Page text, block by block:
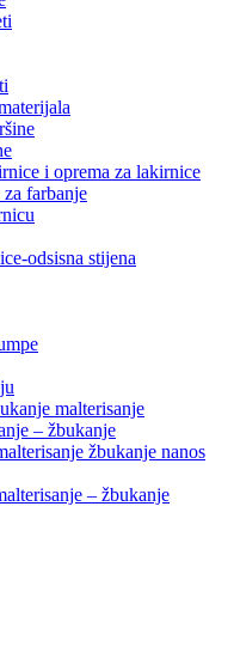
i oprema za lakirnice
farbanje
odsisna stijena
malterisanje
– žbukanje
žbukanje nanos
– žbukanje